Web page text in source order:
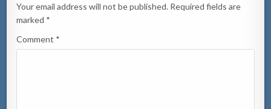
Your email address will not be published. Required fields are
marked *
Comment *